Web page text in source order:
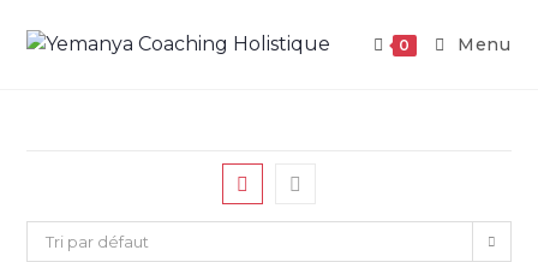
0 Menu
Tri par défaut